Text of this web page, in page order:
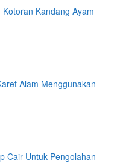
Kandang Ayam
Alam Menggunakan
Cair Untuk Pengolahan